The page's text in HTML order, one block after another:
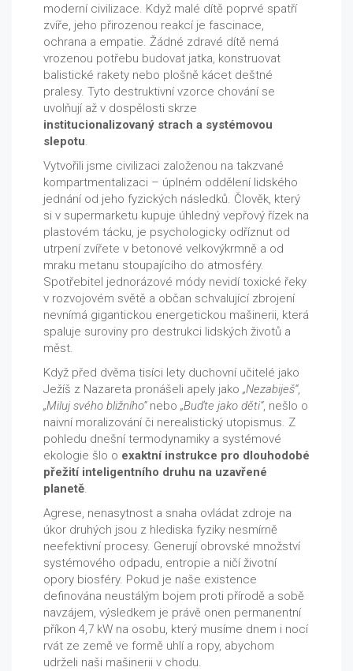
moderní civilizace. Když malé dítě poprvé spatří
zvíře, jeho přirozenou reakcí je fascinace,
ochrana a empatie. Žádné zdravé dítě nemá
vrozenou potřebu budovat jatka, konstruovat
balistické rakety nebo plošně kácet deštné
pralesy. Tyto destruktivní vzorce chování se
uvolňují až v dospělosti skrze
institucionalizovaný strach a systémovou
slepotu
Vytvořili jsme civilizaci založenou na takzvané
kompartmentalizaci – úplném oddělení lidského
jednání od jeho fyzických následků. Člověk, který
si v supermarketu kupuje úhledný vepřový řízek na
plastovém tácku, je psychologicky odříznut od
utrpení zvířete v betonové velkovýkrmně a od
mraku metanu stoupajícího do atmosféry.
Spotřebitel jednorázové módy nevidí toxické řeky
v rozvojovém světě a občan schvalující zbrojení
nevnímá gigantickou energetickou mašinerii, která
spaluje suroviny pro destrukci lidských životů a
měst.
Když před dvěma tisíci lety duchovní učitelé jako
Ježíš z Nazareta pronášeli apely jako „Nezabiješ“,
„Miluj svého bližního“nebo „Buďte jako děti“, nešlo o
naivní moralizování či nerealistický utopismus. Z
pohledu dnešní termodynamiky a systémové
ekologie šlo o exaktní instrukce pro dlouhodobé
přežití inteligentního druhu na uzavřené
planetě
Agrese, nenasytnost a snaha ovládat zdroje na
úkor druhých jsou z hlediska fyziky nesmírně
neefektivní procesy. Generují obrovské množství
systémového odpadu, entropie a ničí životní
opory biosféry. Pokud je naše existence
definována neustálým bojem proti přírodě a sobě
navzájem, výsledkem je právě onen permanentní
příkon 4,7 kW na osobu, který musíme dnem i nocí
rvát ze země ve formě uhlí a ropy, abychom
udrželi naši mašinerii v chodu.